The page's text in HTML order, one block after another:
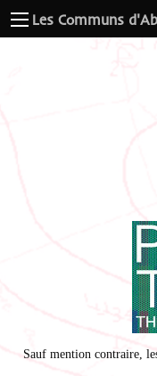
Les Communs
Sauf mention contraire,